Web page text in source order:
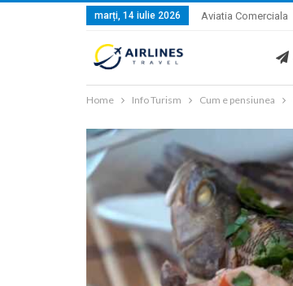
marți, 14 iulie 2026 Aviatia Comerciala
Home Info Turism Cum e pensiunea